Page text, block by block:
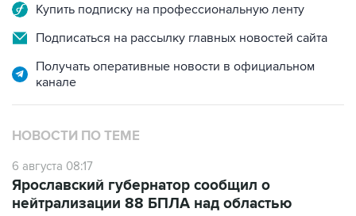
Купить подписку на профессиональную ленту
Подписаться на рассылку главных новостей сайта
Получать оперативные новости в официальном
канале
НОВОСТИ ПО ТЕМЕ
6 августа 08:17
Ярославский губернатор сообщил о
нейтрализации 88 БПЛА над областью